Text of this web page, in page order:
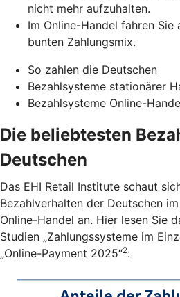
nicht mehr aufzuhalten.
Im Online-Handel fahren Sie
bunten Zahlungsmix.
So zahlen die Deutschen
Bezahlsysteme stationärer
Bezahlsysteme Online-
Die beliebtesten
Deutschen
Das EHI Retail Institute schaut
Bezahlverhalten der Deutschen
Online-Handel an. Hier lesen Sie
Studien „Zahlungssysteme im
„Online-Payment 2025“2: